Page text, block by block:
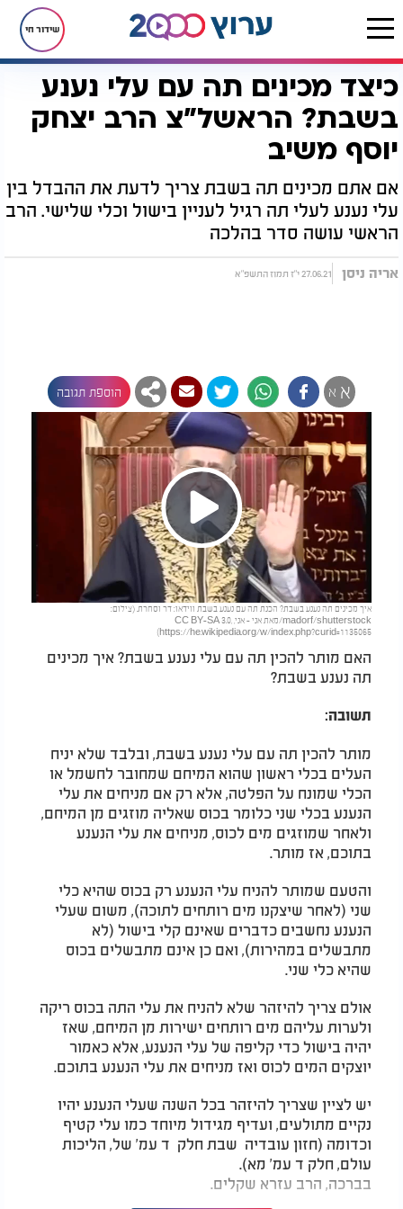
שידור חי
דף הבית יהדות מענה ההלכה העולמי הלכות שבת כיצד מכינים תה עם עלי נענע בשבת? הראשל"צ הרב יצחק יוסף משיב
כיצד מכינים תה עם עלי נענע
בשבת? הראשל"צ הרב יצחק
יוסף משיב
אם אתם מכינים תה בשבת צריך לדעת את ההבדל בין
עלי נענע לעלי תה רגיל לעניין בישול וכלי שלישי. הרב
הראשי עושה סדר בהלכה
אריה ניסן 27.06.21 י"ז תמוז התשפ"א
א א הוספת תגובה
Play
Video
איך מכינים תה נענע בשבת? הכנת תה עם נענע בשבת ווידאו: דר וסחרת. (צילום:
madorf/shutterstock/מאת אני - אני, CC BY-SA 3.0,
https://he.wikipedia.org/w/index.php?curid=1135065)
האם מותר להכין תה עם עלי נענע בשבת? איך מכינים
תה נענע בשבת?
תשובה:
מותר להכין תה עם עלי נענע בשבת, ובלבד שלא יניח
העלים בכלי ראשון שהוא המיחם שמחובר לחשמל או
הכלי שמונח על הפלטה, אלא רק אם מניחים את עלי
הנענע בכלי שני כלומר בכוס שאליה מוזגים מן המיחם,
ולאחר שמוזגים מים לכוס, מניחים את עלי הנענע
בתוכם, אז מותר.
והטעם שמותר להניח עלי הנענע רק בכוס שהיא כלי
שני (לאחר שיצקנו מים רותחים לתוכה), משום שעלי
הנענע נחשבים כדברים שאינם קלי בישול (לא
מתבשלים במהירות), ואם כן אינם מתבשלים בכוס
שהיא כלי שני.
אולם צריך להיזהר שלא להניח את עלי התה בכוס ריקה
ולערות עליהם מים רותחים ישירות מן המיחם, שאז
יהיה בישול כדי קליפה של עלי הנענע, אלא כאמור
יוצקים המים לכוס ואז מניחים את עלי הנענע בתוכם.
יש לציין שצריך להיזהר בכל השנה שעלי הנענע יהיו
נקיים מתולעים, ועדיף מגידול מיוחד כמו עלי קטיף
וכדומה (חזון עובדיה שבת חלק ד עמ' של, הליכות
עולם, חלק ד עמ' מא).
בברכה, הרב עזרא שקלים.